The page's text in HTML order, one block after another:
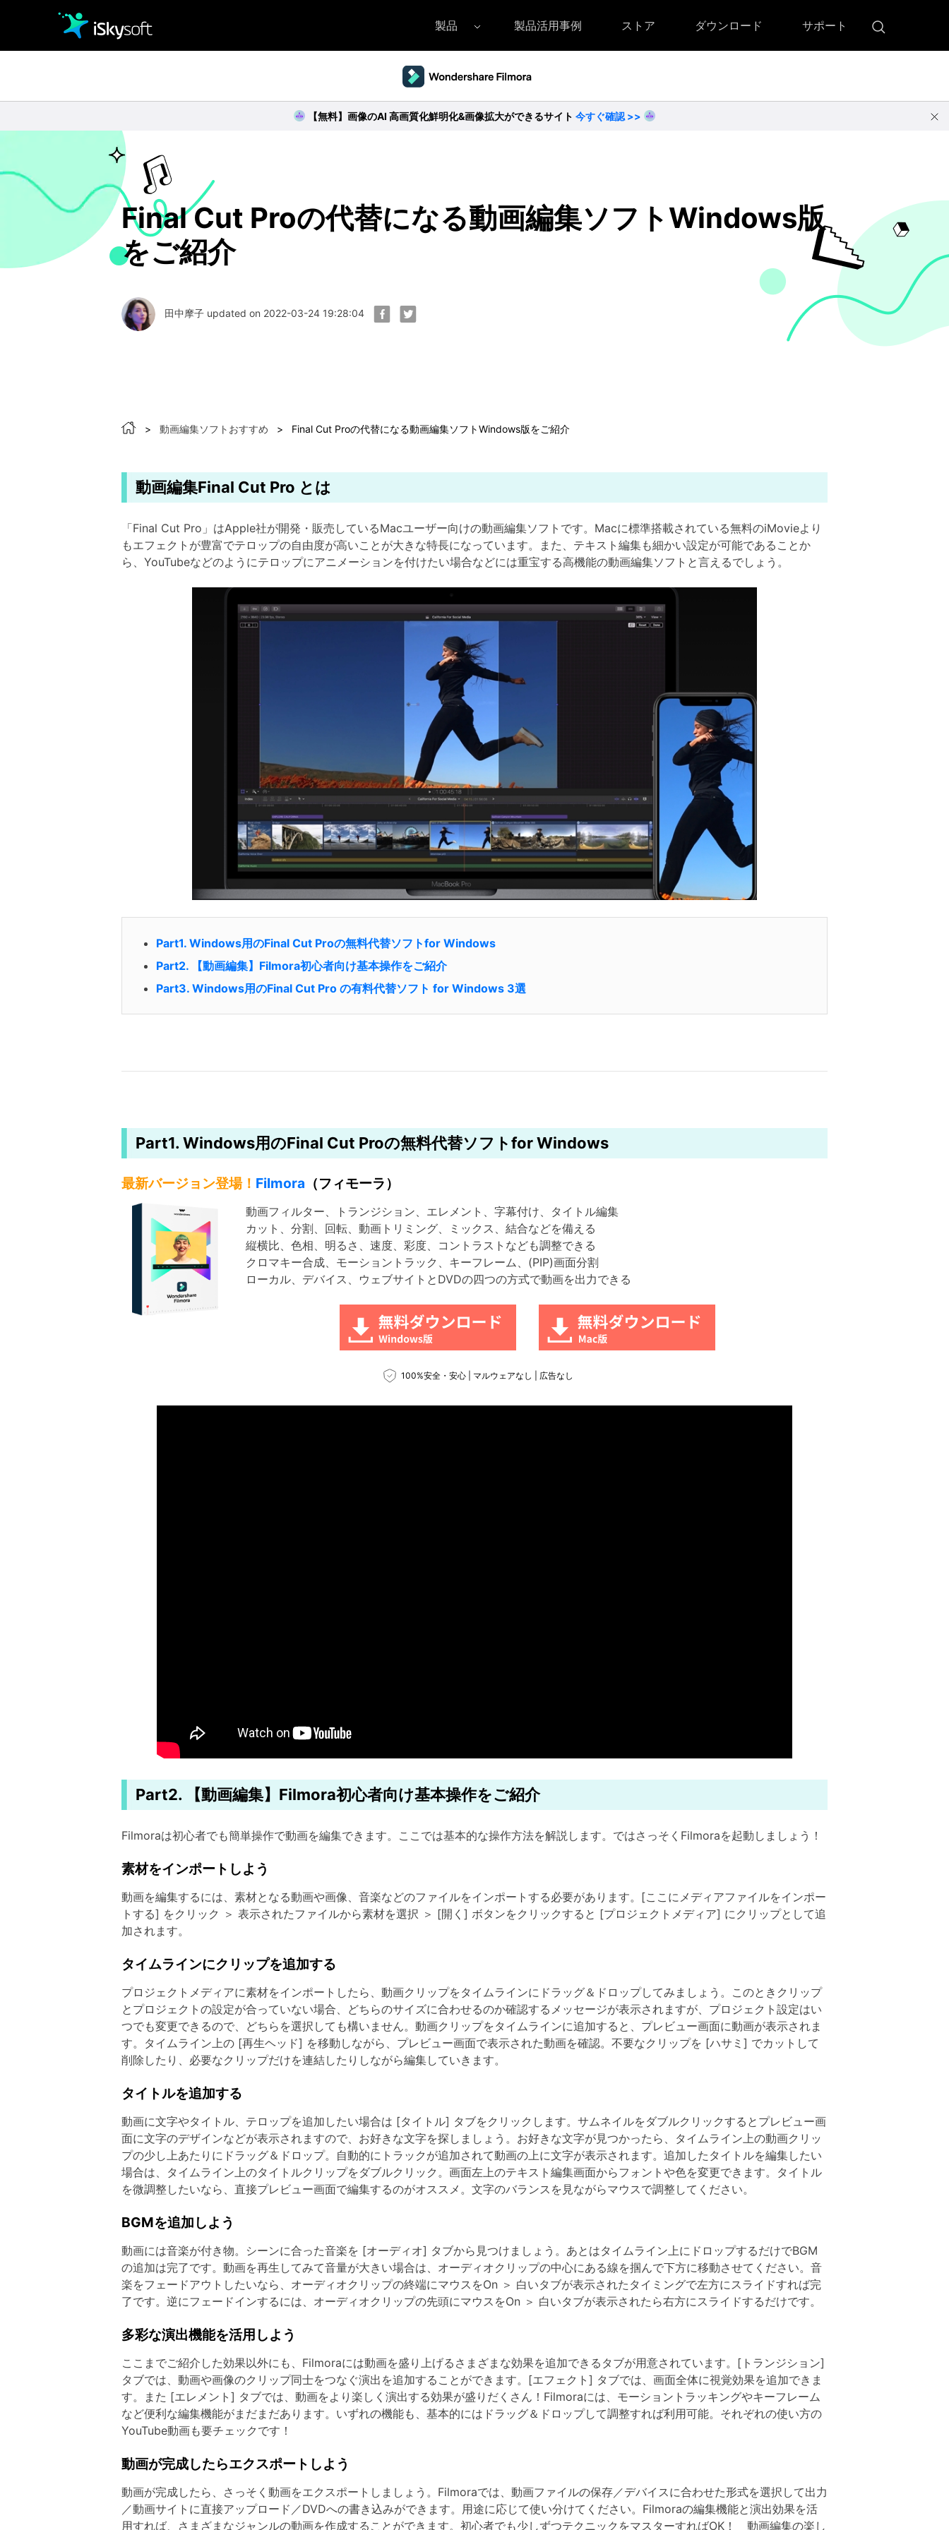
製品
ユーティリティ
Filmora（フィモーラ）
• DVD Memory for Windows
製品活用事例 ストア ダウンロード サポート
【無料】画像のAI 高画質化鮮明化&画像拡大ができるサイト 今すぐ確認 >>
Final Cut Proの代替になる動画編集ソフトWindows版
をご紹介
田中摩子 updated on 2022-03-24 19:28:04
> 動画編集ソフトおすすめ > Final Cut Proの代替になる動画編集ソフトWindows版をご紹介
動画編集Final Cut Pro とは
「Final Cut Pro」はApple社が開発・販売しているMacユーザー向けの動画編集ソフトです。Macに標準搭載されている無料のiMovieより
もエフェクトが豊富でテロップの自由度が高いことが大きな特長になっています。また、テキスト編集も細かい設定が可能であることか
ら、YouTubeなどのようにテロップにアニメーションを付けたい場合などには重宝する高機能の動画編集ソフトと言えるでしょう。
Part1. Windows用のFinal Cut Proの無料代替ソフトfor Windows
Part2. 【動画編集】Filmora初心者向け基本操作をご紹介
Part3. Windows用のFinal Cut Pro の有料代替ソフト for Windows 3選
Part1. Windows用のFinal Cut Proの無料代替ソフトfor Windows
最新バージョン登場！ Filmora （フィモーラ）
動画フィルター、トランジション、エレメント、字幕付け、タイトル編集
カット、分割、回転、動画トリミング、ミックス、結合などを備える
縦横比、色相、明るさ、速度、彩度、コントラストなども調整できる
クロマキー合成、モーショントラック、キーフレーム、(PIP)画面分割
ローカル、デバイス、ウェブサイトとDVDの四つの方式で動画を出力できる
100%安全・安心 | マルウェアなし | 広告なし
Part2. 【動画編集】Filmora初心者向け基本操作をご紹介
Filmoraは初心者でも簡単操作で動画を編集できます。ここでは基本的な操作方法を解説します。ではさっそくFilmoraを起動しましょう！
素材をインポートしよう
動画を編集するには、素材となる動画や画像、音楽などのファイルをインポートする必要があります。[ここにメディアファイルをインポー
トする] をクリック ＞ 表示されたファイルから素材を選択 ＞ [開く] ボタンをクリックすると [プロジェクトメディア] にクリップとして追
加されます。
タイムラインにクリップを追加する
プロジェクトメディアに素材をインポートしたら、動画クリップをタイムラインにドラッグ＆ドロップしてみましょう。このときクリップ
とプロジェクトの設定が合っていない場合、どちらのサイズに合わせるのか確認するメッセージが表示されますが、プロジェクト設定はい
つでも変更できるので、どちらを選択しても構いません。動画クリップをタイムラインに追加すると、プレビュー画面に動画が表示されま
す。タイムライン上の [再生ヘッド] を移動しながら、プレビュー画面で表示された動画を確認。不要なクリップを [ハサミ] でカットして
削除したり、必要なクリップだけを連結したりしながら編集していきます。
タイトルを追加する
動画に文字やタイトル、テロップを追加したい場合は [タイトル] タブをクリックします。サムネイルをダブルクリックするとプレビュー画
面に文字のデザインなどが表示されますので、お好きな文字を探しましょう。お好きな文字が見つかったら、タイムライン上の動画クリッ
プの少し上あたりにドラッグ＆ドロップ。自動的にトラックが追加されて動画の上に文字が表示されます。追加したタイトルを編集したい
場合は、タイムライン上のタイトルクリップをダブルクリック。画面左上のテキスト編集画面からフォントや色を変更できます。タイトル
を微調整したいなら、直接プレビュー画面で編集するのがオススメ。文字のバランスを見ながらマウスで調整してください。
BGMを追加しよう
動画には音楽が付き物。シーンに合った音楽を [オーディオ] タブから見つけましょう。あとはタイムライン上にドロップするだけでBGM
の追加は完了です。動画を再生してみて音量が大きい場合は、オーディオクリップの中心にある線を掴んで下方に移動させてください。音
楽をフェードアウトしたいなら、オーディオクリップの終端にマウスをOn ＞ 白いタブが表示されたタイミングで左方にスライドすれば完
了です。逆にフェードインするには、オーディオクリップの先頭にマウスをOn ＞ 白いタブが表示されたら右方にスライドするだけです。
多彩な演出機能を活用しよう
ここまでご紹介した効果以外にも、Filmoraには動画を盛り上げるさまざまな効果を追加できるタブが用意されています。[トランジション]
タブでは、動画や画像のクリップ同士をつなぐ演出を追加することができます。[エフェクト] タブでは、画面全体に視覚効果を追加できま
す。また [エレメント] タブでは、動画をより楽しく演出する効果が盛りだくさん！Filmoraには、モーショントラッキングやキーフレーム
など便利な編集機能がまだまだあります。いずれの機能も、基本的にはドラッグ＆ドロップして調整すれば利用可能。それぞれの使い方の
YouTube動画も要チェックです！
動画が完成したらエクスポートしよう
動画が完成したら、さっそく動画をエクスポートしましょう。Filmoraでは、動画ファイルの保存／デバイスに合わせた形式を選択して出力
／動画サイトに直接アップロード／DVDへの書き込みができます。用途に応じて使い分けてください。Filmoraの編集機能と演出効果を活
用すれば、さまざまなジャンルの動画を作成することができます。初心者でも少しずつテクニックをマスターすればOK！ 動画編集の楽し